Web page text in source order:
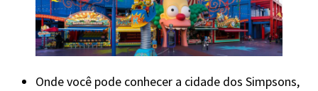
Onde você pode conhecer a cidade dos Simpsons,